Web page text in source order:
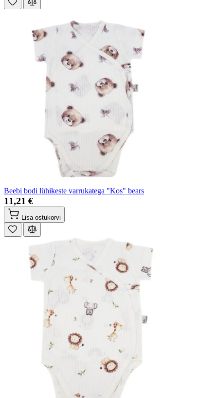
Beebi bodi lühikeste varrukatega "Kos" bears
11,21 €
Lisa ostukorvi